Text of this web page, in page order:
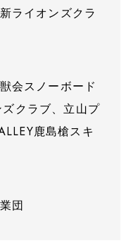
ライオンズクラ
会スノーボード
クラブ、立山プ
鹿島槍スキ
団